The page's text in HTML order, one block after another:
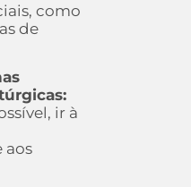
como
de
ir à
aos